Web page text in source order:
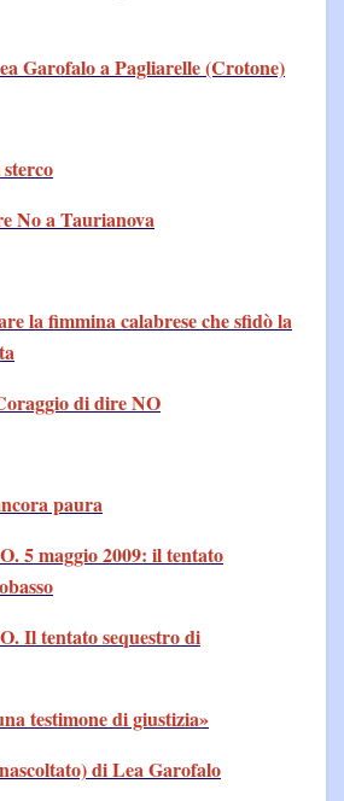
Garofalo a Pagliarelle (Crotone)
No a Taurianova
la fimmina calabrese che sfidò la
di dire NO
paura
5 maggio 2009: il tentato
Il tentato sequestro di
testimone di giustizia»
di Lea Garofalo